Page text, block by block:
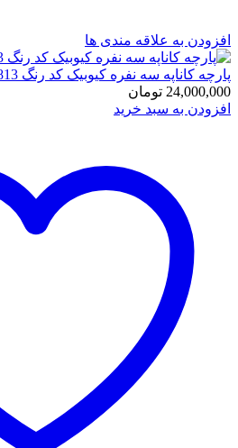
افزودن به علاقه مندی ها
پارچه کاناپه سه نفره کیوبیک کد رنگ 813
24,000,000 تومان
افزودن به سبد خرید